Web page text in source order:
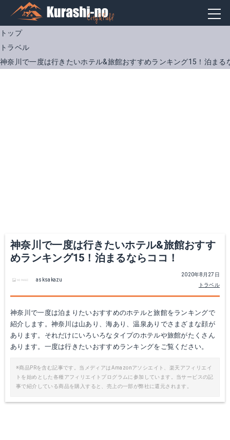
トップ
トラベル
神奈川で一度は行きたいホテル&旅館おすすめランキング15！泊まる
神奈川で一度は行きたいホテル&旅館おすす
めランキング15！泊まるならココ！
2020年8月27日
トラベル
asksakazu
神奈川で一度は泊まりたいおすすめのホテルと旅館をランキングで
紹介します。神奈川は山あり、海あり、温泉ありでさまざまな顔が
あります。それだけにいろいろなタイプのホテルや旅館がたくさん
あります。一度は行きたいおすすめランキングをご覧ください。
※商品PRを含む記事です。当メディアはAmazonアソシエイト、楽天アフィリエイ
トを始めとした各種アフィリエイトプログラムに参加しています。当サービスの記
事で紹介している商品を購入すると、売上の一部が弊社に還元されます。